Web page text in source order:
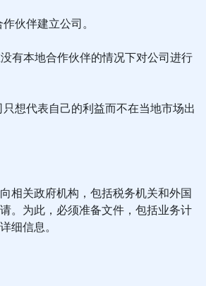
伙伴建立公司。
有本地合作伙伴的情况下对公司进行
想代表自己的利益而不在当地市场出
相关政府机构，包括税务机关和外国
。为此，必须准备文件，包括业务计
细信息。